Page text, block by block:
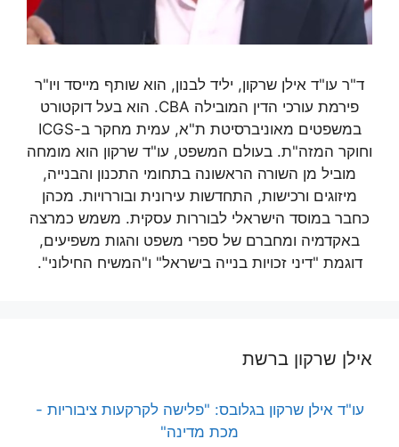
ד"ר עו"ד אילן שרקון, יליד לבנון, הוא שותף מייסד ויו"ר
פירמת עורכי הדין המובילה CBA. הוא בעל דוקטורט
במשפטים מאוניברסיטת ת"א, עמית מחקר ב-ICGS
וחוקר המזה"ת. בעולם המשפט, עו"ד שרקון הוא מומחה
מוביל מן השורה הראשונה בתחומי התכנון והבנייה,
מיזוגים ורכישות, התחדשות עירונית ובוררויות. מכהן
כחבר במוסד הישראלי לבוררות עסקית. משמש כמרצה
באקדמיה ומחברם של ספרי משפט והגות משפיעים,
דוגמת "דיני זכויות בנייה בישראל" ו"המשיח החילוני".
אילן שרקון ברשת
עו"ד אילן שרקון בגלובס: "פלישה לקרקעות ציבוריות -
מכת מדינה"